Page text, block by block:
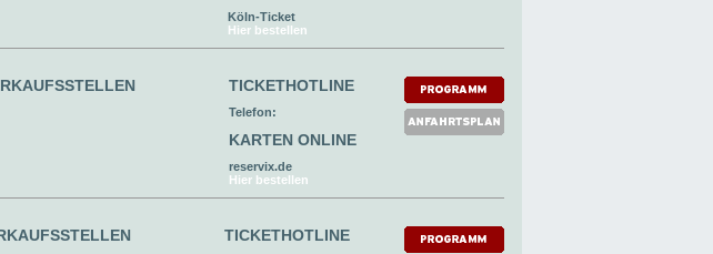
Köln-Ticket
Hier bestellen
TICKETHOTLINE
Telefon:
KARTEN ONLINE
reservix.de
Hier bestellen
TICKETHOTLINE